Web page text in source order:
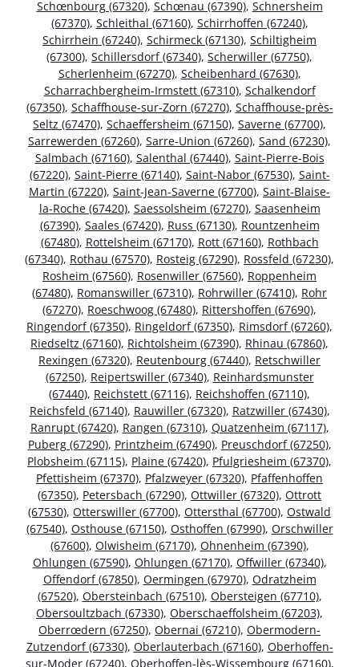
Schœnbourg (67320), Schœnau (67390), Schnersheim
(67370), Schleithal (67160), Schirrhoffen (67240),
Schirrhein (67240), Schirmeck (67130), Schiltigheim
(67300), Schillersdorf (67340), Scherwiller (67750),
Scherlenheim (67270), Scheibenhard (67630),
Scharrachbergheim-Irmstett (67310), Schalkendorf
(67350), Schaffhouse-sur-Zorn (67270), Schaffhouse-près-
Seltz (67470), Schaeffersheim (67150), Saverne (67700),
Sarrewerden (67260), Sarre-Union (67260), Sand (67230),
Salmbach (67160), Salenthal (67440), Saint-Pierre-Bois
(67220), Saint-Pierre (67140), Saint-Nabor (67530), Saint-
Martin (67220), Saint-Jean-Saverne (67700), Saint-Blaise-
la-Roche (67420), Saessolsheim (67270), Saasenheim
(67390), Saales (67420), Russ (67130), Rountzenheim
(67480), Rottelsheim (67170), Rott (67160), Rothbach
(67340), Rothau (67570), Rosteig (67290), Rossfeld (67230),
Rosheim (67560), Rosenwiller (67560), Roppenheim
(67480), Romanswiller (67310), Rohrwiller (67410), Rohr
(67270), Roeschwoog (67480), Rittershoffen (67690),
Ringendorf (67350), Ringeldorf (67350), Rimsdorf (67260),
Riedseltz (67160), Richtolsheim (67390), Rhinau (67860),
Rexingen (67320), Reutenbourg (67440), Retschwiller
(67250), Reipertswiller (67340), Reinhardsmunster
(67440), Reichstett (67116), Reichshoffen (67110),
Reichsfeld (67140), Rauwiller (67320), Ratzwiller (67430),
Ranrupt (67420), Rangen (67310), Quatzenheim (67117),
Puberg (67290), Printzheim (67490), Preuschdorf (67250),
Plobsheim (67115), Plaine (67420), Pfulgriesheim (67370),
Pfettisheim (67370), Pfalzweyer (67320), Pfaffenhoffen
(67350), Petersbach (67290), Ottwiller (67320), Ottrott
(67530), Otterswiller (67700), Ottersthal (67700), Ostwald
(67540), Osthouse (67150), Osthoffen (67990), Orschwiller
(67600), Olwisheim (67170), Ohnenheim (67390),
Ohlungen (67590), Ohlungen (67170), Offwiller (67340),
Offendorf (67850), Oermingen (67970), Odratzheim
(67520), Obersteinbach (67510), Obersteigen (67710),
Obersoultzbach (67330), Oberschaeffolsheim (67203),
Oberrœdern (67250), Obernai (67210), Obermodern-
Zutzendorf (67330), Oberlauterbach (67160), Oberhoffen-
sur-Moder (67240), Oberhoffen-lès-Wissembourg (67160),